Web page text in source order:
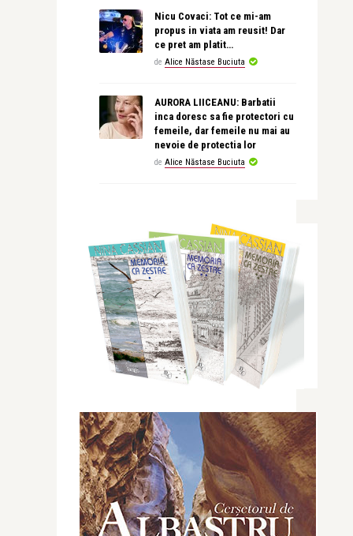
Nicu Covaci: Tot ce mi-am
propus in viata am reusit! Dar
ce pret am platit…
de Alice Năstase Buciuta
AURORA LIICEANU: Barbatii
inca doresc sa fie protectori cu
femeile, dar femeile nu mai au
nevoie de protectia lor
de Alice Năstase Buciuta